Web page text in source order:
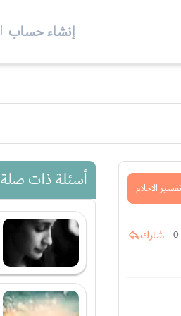
إنشاء حساب |
تفسير الاحلام
0 شارك
أسئلة ذات صلة